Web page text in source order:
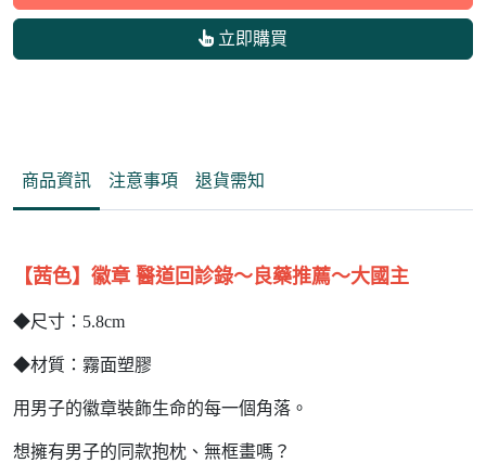
立即購買
商品資訊 注意事項 退貨需知
【茜色】徽章 醫道回診錄～良藥推薦～大國主
◆尺寸：5.8cm
◆材質：霧面塑膠
用男子的徽章裝飾生命的每一個角落。
想擁有男子的同款抱枕、無框畫嗎？